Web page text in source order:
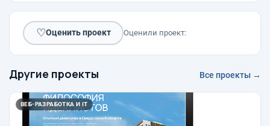
♡Оценить проект Оценили проект:
Другие проекты Все проекты →
ВЕБ-РАЗРАБОТКА И IT